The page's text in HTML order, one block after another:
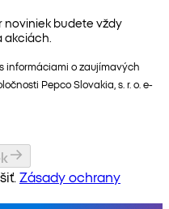
noviniek budete vždy
akciách.
informáciami o zaujímavých
Pepco Slovakia, s. r. o. e-
Zásady ochrany